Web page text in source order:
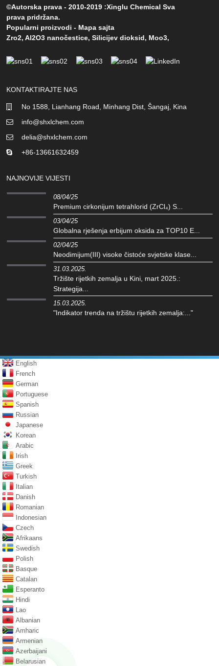
©Autorska prava - 2010-2019 :Xinglu Chemical Sva
prava pridržana.
Popularni proizvodi - Mapa sajta
Zro2,Al2O3 nanočestice,Silicijev dioksid, Moo3,
KONTAKTIRAJTE NAS
No 1588, Lianhang Road, Minhang Dist, Šangaj, Kina
info@shxlchem.com
delia@shxlchem.com
+86-13661632459
NAJNOVIJE VIJESTI
08/04/25
Premium cirkonijum tetrahlorid (ZrCl₄) S...
03/04/25
Globalna rješenja erbijum oksida za TOP10 E...
02/04/25
Neodimijum(III) visoke čistoće svjetske klase...
31.03.2025.
Tržište rijetkih zemalja u Kini, mart 2025.:
Strategija...
15.03.2025.
"Indikator trenda na tržištu rijetkih zemalja:..."
English
French
German
Portuguese
Spanish
Russian
Japanese
Korean
Arabic
Irish
Greek
Turkish
Italian
Danish
Romanian
Indonesian
Czech
Afrikaans
Swedish
Polish
Basque
Catalan
Esperanto
Hindi
Lao
Albanian
Amharic
Armenian
Azerbaijani
Belarusian